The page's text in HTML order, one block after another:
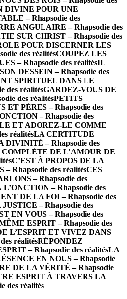
DIVINE POUR UNE
– Rhapsodie des
ANGULAIRE – Rhapsodie des
SUR CHRIST – Rhapsodie des
POUR DISCERNER LES
des réalitésCOUPEZ LES
– Rhapsodie des réalitésIL
DESSEIN – Rhapsodie des
SPIRITUEL DANS LE
des réalitésGARDEZ-VOUS DE
des réalitésPETITS
ET PÈRES – Rhapsodie des
– Rhapsodie des
ET ADOREZ-LE COMME
réalitésLA CERTITUDE
DIVINITÉ – Rhapsodie des
DE L’AMOUR DE
C’EST À PROPOS DE LA
Rhapsodie des réalitésCES
– Rhapsodie des
– Rhapsodie des
DE LA FOI – Rhapsodie des
– Rhapsodie des
EN VOUS – Rhapsodie des
ESPRIT – Rhapsodie des
L’ESPRIT ET VIVEZ DANS
réalitésRÉPONDEZ
– Rhapsodie des réalitésLA
EN NOUS – Rhapsodie
DE LA VÉRITÉ – Rhapsodie
ESPRIT À TRAVERS LA
des réalités